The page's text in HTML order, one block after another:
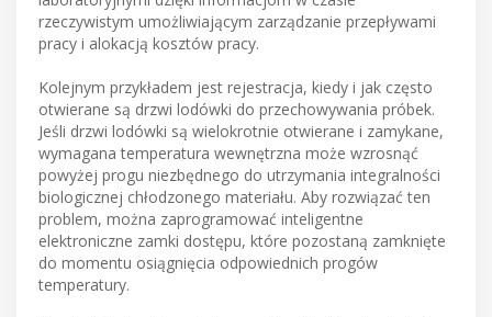
rzeczywistym umożliwiającym zarządzanie przepływami
pracy i alokacją kosztów pracy.
Kolejnym przykładem jest rejestracja, kiedy i jak często
otwierane są drzwi lodówki do przechowywania próbek.
Jeśli drzwi lodówki są wielokrotnie otwierane i zamykane,
wymagana temperatura wewnętrzna może wzrosnąć
powyżej progu niezbędnego do utrzymania integralności
biologicznej chłodzonego materiału. Aby rozwiązać ten
problem, można zaprogramować inteligentne
elektroniczne zamki dostępu, które pozostaną zamknięte
do momentu osiągnięcia odpowiednich progów
temperatury.